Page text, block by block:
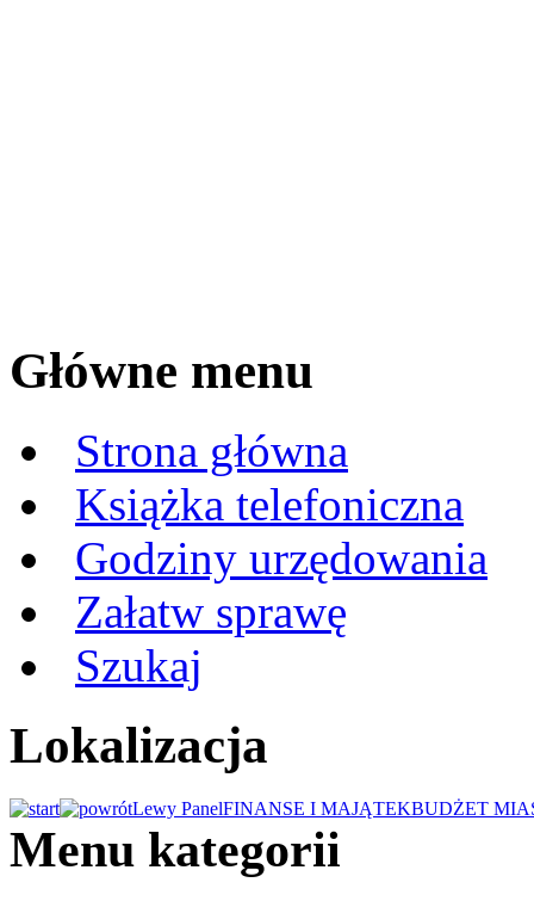
Główne menu
Strona główna
Książka telefoniczna
Godziny urzędowania
Załatw sprawę
Szukaj
Lokalizacja
Lewy PanelFINANSE I MAJĄTEKBUDŻET
Menu kategorii